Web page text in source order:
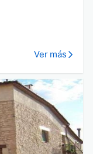
Ver más